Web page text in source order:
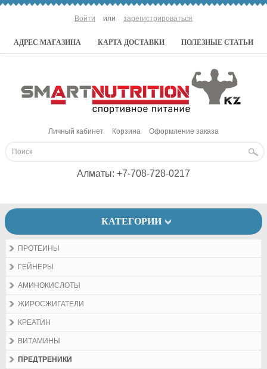
Войти или зарегистрироваться
АДРЕС МАГАЗИНА КАРТА ДОСТАВКИ ПОЛЕЗНЫЕ СТАТЬИ
Личный кабинет Корзина Оформление заказа
Алматы: +7-708-728-0217
КАТЕГОРИИ
ПРОТЕИНЫ
ГЕЙНЕРЫ
АМИНОКИСЛОТЫ
ЖИРОСЖИГАТЕЛИ
КРЕАТИН
ВИТАМИНЫ
ПРЕДТРЕНИКИ